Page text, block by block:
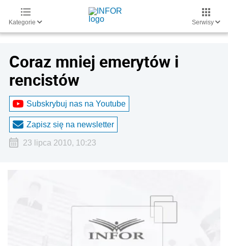
Kategorie Serwisy
Coraz mniej emerytów i
rencistów
Subskrybuj nas na Youtube
Zapisz się na newsletter
23 lipca 2010, 10:23